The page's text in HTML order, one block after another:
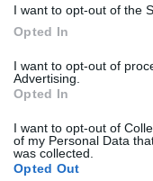
I want to opt-out of the
Opted In
I want to opt-out of
Advertising.
Opted In
I want to opt-out of
of my Personal Data
was collected.
Opted Out